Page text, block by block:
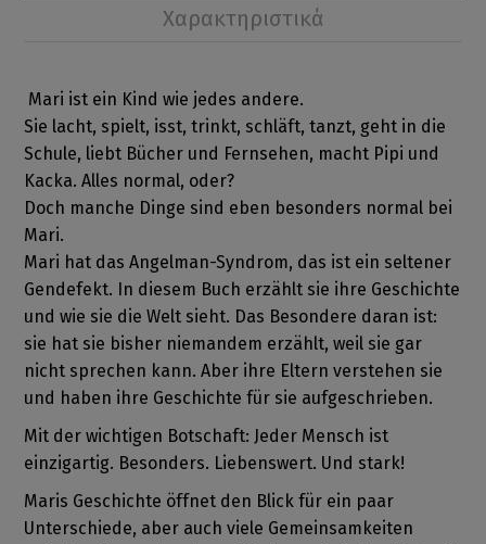
Χαρακτηριστικά
Mari ist ein Kind wie jedes andere.
Sie lacht, spielt, isst, trinkt, schläft, tanzt, geht in die
Schule, liebt Bücher und Fernsehen, macht Pipi und
Kacka. Alles normal, oder?
Doch manche Dinge sind eben besonders normal bei
Mari.
Mari hat das Angelman-Syndrom, das ist ein seltener
Gendefekt. In diesem Buch erzählt sie ihre Geschichte
und wie sie die Welt sieht. Das Besondere daran ist:
sie hat sie bisher niemandem erzählt, weil sie gar
nicht sprechen kann. Aber ihre Eltern verstehen sie
und haben ihre Geschichte für sie aufgeschrieben.
Mit der wichtigen Botschaft: Jeder Mensch ist
einzigartig. Besonders. Liebenswert. Und stark!
Maris Geschichte öffnet den Blick für ein paar
Unterschiede, aber auch viele Gemeinsamkeiten